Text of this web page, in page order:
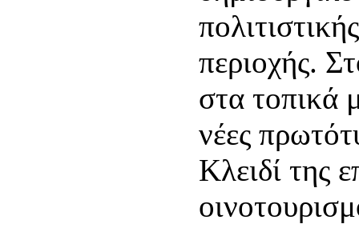
περιοχής.
στα τοπικά
νέες
Κλειδί της